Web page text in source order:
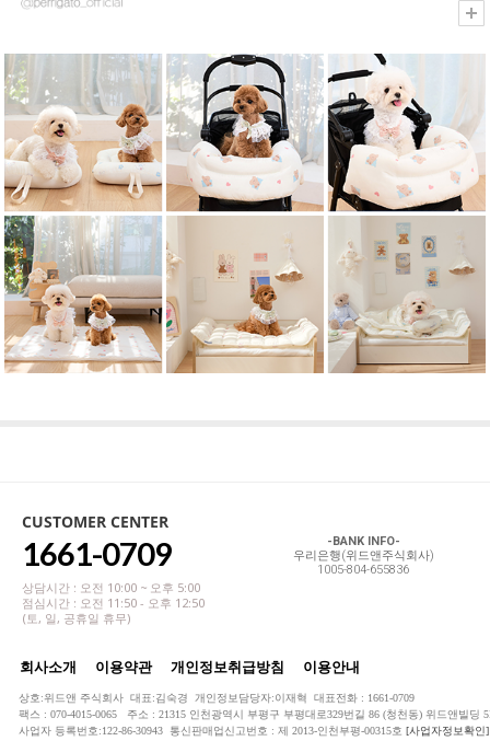
CUSTOMER CENTER
1661-0709
상담시간 : 오전 10:00 ~ 오후 5:00
점심시간 : 오전 11:50 - 오후 12:50
(토, 일, 공휴일 휴무)
-BANK INFO-
우리은행(위드앤주식회사)
1005-804-655836
회사소개 이용약관 개인정보취급방침 이용안내
상호:위드앤 주식회사 대표:김숙경 개인정보담당자:이재혁 대표전화 : 1661-0709
팩스 : 070-4015-0065 주소 : 21315 인천광역시 부평구 부평대로329번길 86 (청천동) 위드앤빌딩
사업자 등록번호:122-86-30943 통신판매업신고번호 : 제 2013-인천부평-00315호 [사업자정보확인]